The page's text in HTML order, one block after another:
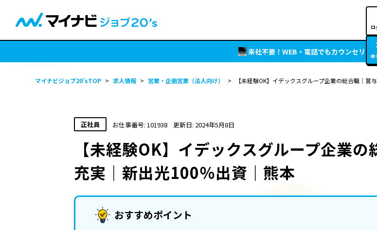
ロ
申
来社不要！WEB・電話でもカウンセリン
マイナビジョブ20’sTOP > 求人情報 > 営業・企画営業（法人向け） > 【未経験OK】イデックスグループ企業の総合職｜
正社員 お仕事番号: 101938 更新日: 2024年5月8日
【未経験OK】イデックスグループ企業
充実｜新出光100％出資｜熊本
おすすめポイント